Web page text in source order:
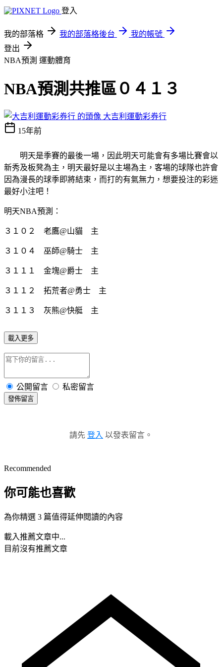
登入
我的部落格 我的部落格後台
我的帳號
登出
NBA預測 運動體育
NBA預測共推區０４１３
大吉利運動彩券行
15年前
明天是季賽的最後一場，因此明天可能會有多場比賽會以
新秀及板凳為主，明天最好是以主場為主，客場的球隊也許會
因為漫長的球季即將結束，而打的有氣無力，想要投注的彩迷
最好小注吧！
明天NBA預測：
３１０２ 老鷹@山貓 主
３１０４ 巫師@騎士 主
３１１１ 金塊@爵士 主
３１１２ 拓荒者@勇士 主
３１１３ 灰熊@快艇 主
載入更多
公開留言 私密留言
發佈留言
請先 登入 以發表留言。
Recommended
你可能也喜歡
為你精選 3 篇值得延伸閱讀的內容
載入推薦文章中...
目前沒有推薦文章